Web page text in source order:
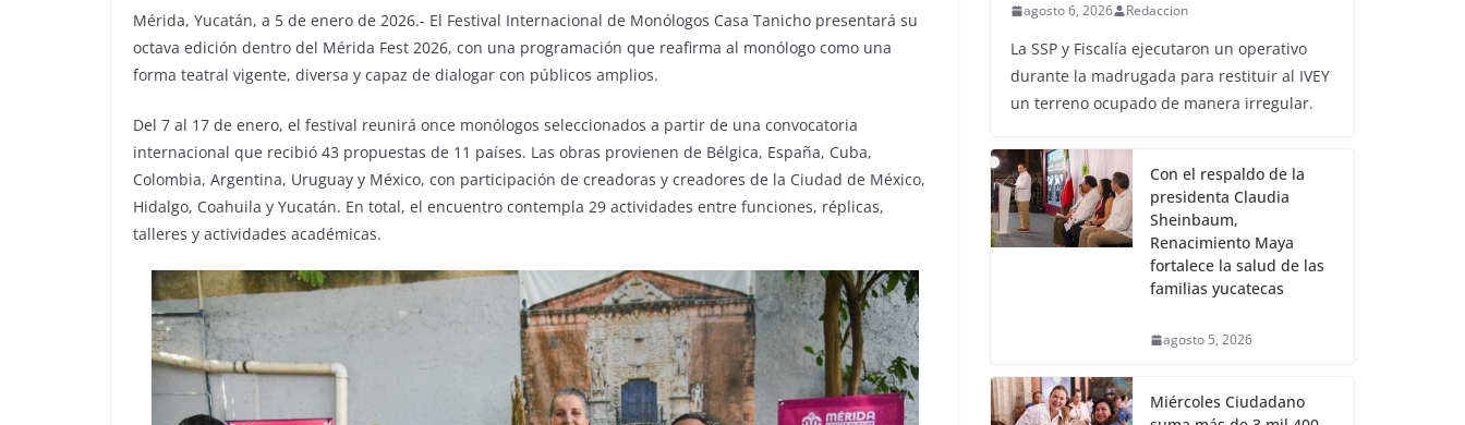
Mérida, Yucatán, a 5 de enero de 2026.- El Festival Internacional de Monólogos Casa Tanicho presentará su
octava edición dentro del Mérida Fest 2026, con una programación que reafirma al monólogo como una
forma teatral vigente, diversa y capaz de dialogar con públicos amplios.
Del 7 al 17 de enero, el festival reunirá once monólogos seleccionados a partir de una convocatoria
internacional que recibió 43 propuestas de 11 países. Las obras provienen de Bélgica, España, Cuba,
Colombia, Argentina, Uruguay y México, con participación de creadoras y creadores de la Ciudad de México,
Hidalgo, Coahuila y Yucatán. En total, el encuentro contempla 29 actividades entre funciones, réplicas,
talleres y actividades académicas.
agosto 6, 2026 Redaccion
La SSP y Fiscalía ejecutaron un operativo
durante la madrugada para restituir al IVEY
un terreno ocupado de manera irregular.
Con el respaldo de la
presidenta Claudia
Sheinbaum,
Renacimiento Maya
fortalece la salud de las
familias yucatecas
agosto 5, 2026
Miércoles Ciudadano